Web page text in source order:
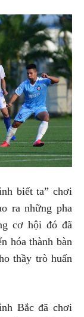
biết ta” chơi
ra những pha
cơ hội đó đã
hóa thành bàn
thầy trò huấn
Bắc đã chơi